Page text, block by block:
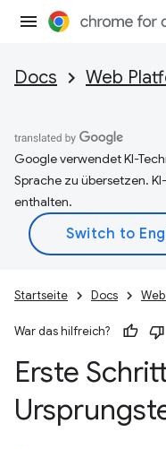
Docs Web
Google verwendet KI-
Sprache zu übersetzen.
enthalten.
Startseite Docs
War das hilfreich?
Erste